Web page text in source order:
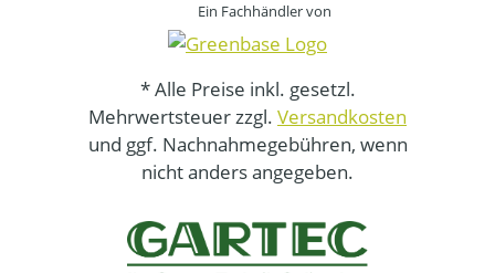
Ein Fachhändler von
* Alle Preise inkl. gesetzl.
Mehrwertsteuer zzgl. Versandkosten
und ggf. Nachnahmegebühren, wenn
nicht anders angegeben.